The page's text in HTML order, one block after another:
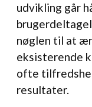
udvikling går
nøglen til at
eksisterende
ofte
resultater.